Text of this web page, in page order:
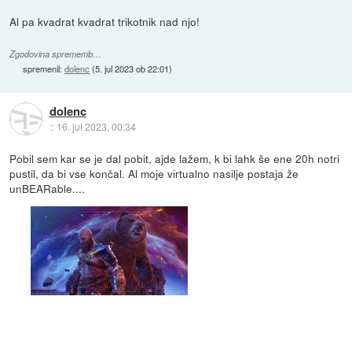
Al pa kvadrat kvadrat trikotnik nad njo!
Zgodovina sprememb…
spremenil:dolenc (5. jul 2023 ob 22:01)
dolenc
:: 16. jul 2023, 00:34
Pobil sem kar se je dal pobit, ajde lažem, k bi lahk še ene 20h notri
pustil, da bi vse končal. Al moje virtualno nasilje postaja že
unBEARable....